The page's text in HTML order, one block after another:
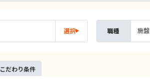
選択 職種 施盤
こだわり条件